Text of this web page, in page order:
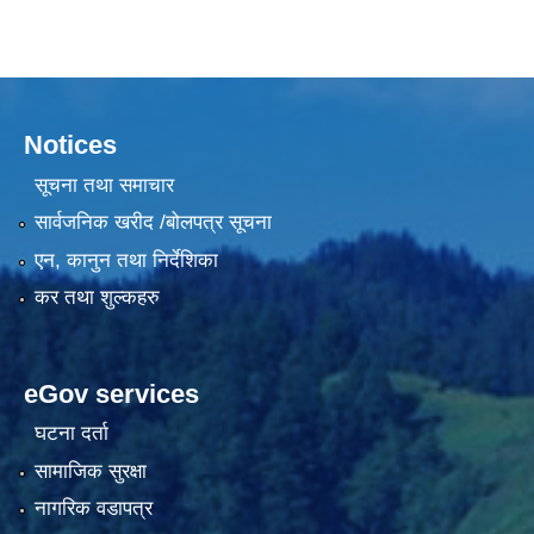
Notices
सूचना तथा समाचार
सार्वजनिक खरीद /बोलपत्र सूचना
एन, कानुन तथा निर्देशिका
कर तथा शुल्कहरु
eGov services
घटना दर्ता
सामाजिक सुरक्षा
नागरिक वडापत्र